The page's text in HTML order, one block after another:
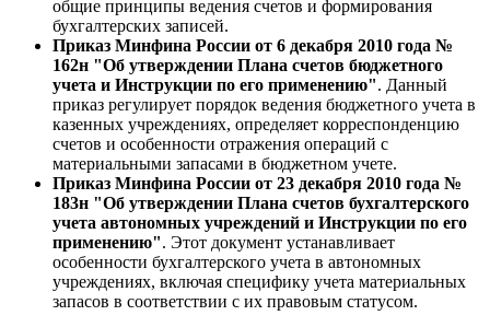
общие принципы ведения счетов и формирования
бухгалтерских записей.
Приказ Минфина России от 6 декабря 2010 года №
162н "Об утверждении Плана счетов бюджетного
учета и Инструкции по его применению". Данный
приказ регулирует порядок ведения бюджетного учета в
казенных учреждениях, определяет корреспонденцию
счетов и особенности отражения операций с
материальными запасами в бюджетном учете.
Приказ Минфина России от 23 декабря 2010 года №
183н "Об утверждении Плана счетов бухгалтерского
учета автономных учреждений и Инструкции по его
применению". Этот документ устанавливает
особенности бухгалтерского учета в автономных
учреждениях, включая специфику учета материальных
запасов в соответствии с их правовым статусом.